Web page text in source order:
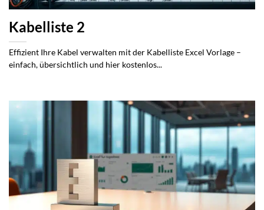
Kabelliste 2
Effizient Ihre Kabel verwalten mit der Kabelliste Excel Vorlage –
einfach, übersichtlich und hier kostenlos...